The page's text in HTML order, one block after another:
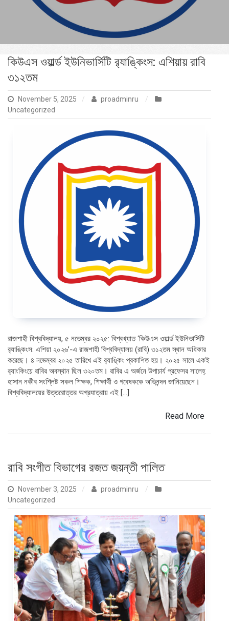
কিউএস ওয়ার্ল্ড ইউনিভার্সিটি র‌্যাঙ্কিংস: এশিয়ায় রাবি
৩১২তম
November 5, 2025
proadminru
Uncategorized
রাজশাহী বিশ্ববিদ্যালয়, ৫ নভেম্বর ২০২৫: বিশ্বখ্যাত ‘কিউএস ওয়ার্ল্ড ইউনিভার্সিটি
র‌্যাঙ্কিংস: এশিয়া ২০২৬’-এ রাজশাহী বিশ্ববিদ্যালয় (রাবি) ৩১২তম স্থান অধিকার
করেছে। ৪ নভেম্বর ২০২৫ তারিখে এই র‌্যাঙ্কিং প্রকাশিত হয়। ২০২৫ সালে একই
র‌্যাংকিংয়ে রাবির অবস্থান ছিল ৩২০তম। রাবির এ অর্জনে উপাচার্য প্রফেসর সালেহ্
হাসান নকীব সংশ্লিষ্ট সকল শিক্ষক, শিক্ষার্থী ও গবেষককে অভিনন্দন জানিয়েছেন।
বিশ্ববিদ্যালয়ের উত্তরোত্তর অগ্রযাত্রায় এই […]
Read More
রাবি সংগীত বিভাগের রজত জয়ন্তী পালিত
November 3, 2025
proadminru
Uncategorized